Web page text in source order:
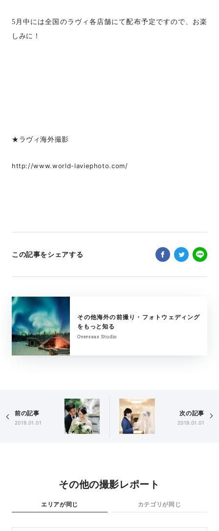
5 月中には全国のラヴィ各店舗にて配布予定ですので、お楽
しみに！
★ラヴィ海外撮影
http://www.world-laviephoto.com/
この記事をシェアする
その他海外の前撮り・フォトウェディング
をもっと知る
Overseas Studio
前の記事
2019.01.01
次の記事
2019.01.01
その他の撮影レポート
エリアが同じ カテゴリが同じ